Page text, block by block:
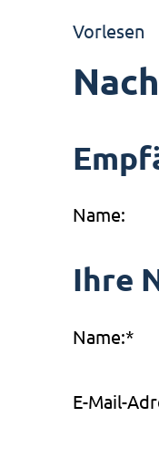
Vorlesen
Name:
Ihre
Name:*
E-Mail-